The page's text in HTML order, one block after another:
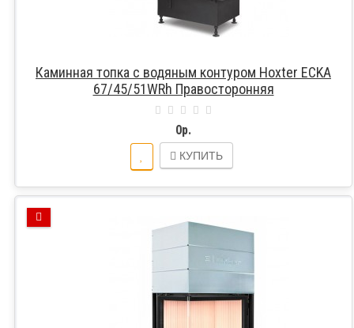
Каминная топка с водяным контуром Hoxter ECKA
67/45/51WRh Правосторонняя
0р.
КУПИТЬ